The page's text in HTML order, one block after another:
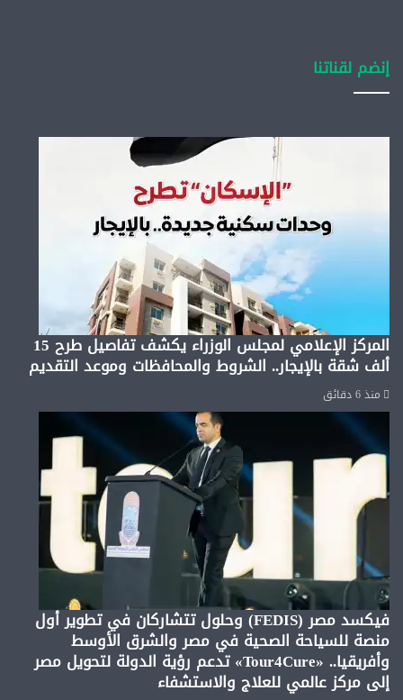
إنضم لقناتنا
المركز الإعلامي لمجلس الوزراء يكشف تفاصيل طرح 15
ألف شقة بالإيجار.. الشروط والمحافظات وموعد التقديم
منذ 6 دقائق
فيكسد مصر (FEDIS) وحلول تتشاركان في تطوير أول
منصة للسياحة الصحية في مصر والشرق الأوسط
وأفريقيا.. «Tour4Cure» تدعم رؤية الدولة لتحويل مصر
إلى مركز عالمي للعلاج والاستشفاء